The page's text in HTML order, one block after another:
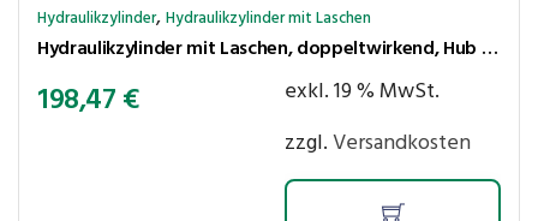
Hydraulikzylinder,Hydraulikzylinder mit Laschen
Hydraulikzylinder mit Laschen, doppeltwirkend, Hub 350 mm, Kolben ⌀50 mm, Stange ⌀30 mm
198,47€
exkl. 19 % MwSt.
zzgl.Versandkosten